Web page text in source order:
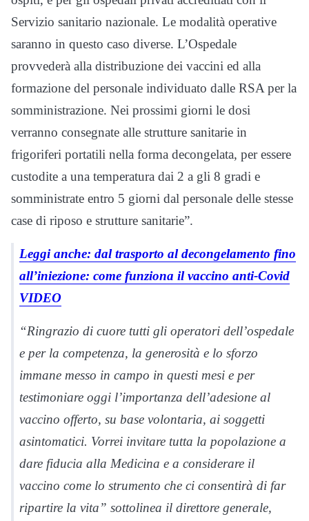
Servizio sanitario nazionale. Le modalità operative
saranno in questo caso diverse. L’Ospedale
provvederà alla distribuzione dei vaccini ed alla
formazione del personale individuato dalle RSA per la
somministrazione. Nei prossimi giorni le dosi
verranno consegnate alle strutture sanitarie in
frigoriferi portatili nella forma decongelata, per essere
custodite a una temperatura dai 2 a gli 8 gradi e
somministrate entro 5 giorni dal personale delle stesse
case di riposo e strutture sanitarie”.
Leggi anche: dal trasporto al decongelamento fino
all’iniezione: come funziona il vaccino anti-Covid
VIDEO
“Ringrazio di cuore tutti gli operatori dell’ospedale
e per la competenza, la generosità e lo sforzo
immane messo in campo in questi mesi e per
testimoniare oggi l’importanza dell’adesione al
vaccino offerto, su base volontaria, ai soggetti
asintomatici. Vorrei invitare tutta la popolazione a
dare fiducia alla Medicina e a considerare il
vaccino come lo strumento che ci consentirà di far
ripartire la vita” sottolinea il direttore generale,